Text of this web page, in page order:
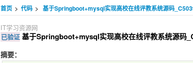
首页 > 代码 > 基于Springboot+mysql实现高校在线评教系统源码
IT学习资源网
已验证 基于Springboot+mysql实现高校在线评教系统源码
摘要：